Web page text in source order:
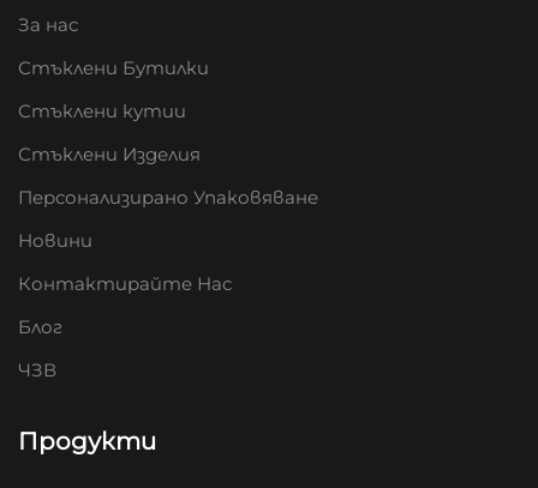
За нас
Стъклени Бутилки
Стъклени кутии
Стъклени Изделия
Персонализирано Упаковяване
Новини
Контактирайте Нас
Блог
ЧЗВ
Продукти